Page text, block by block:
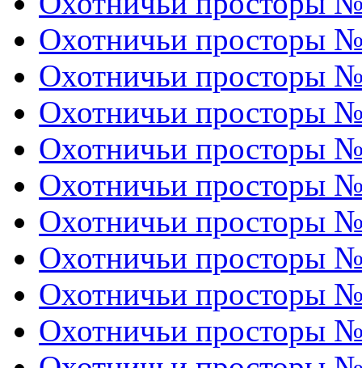
Охотничьи просторы
Охотничьи просторы
Охотничьи просторы
Охотничьи просторы
Охотничьи просторы
Охотничьи просторы
Охотничьи просторы
Охотничьи просторы
Охотничьи просторы